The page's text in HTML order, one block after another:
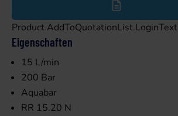
Product.AddToQuotationList.LoginText
Eigenschaften
15 L/min
200 Bar
Aquabar
RR 15.20 N